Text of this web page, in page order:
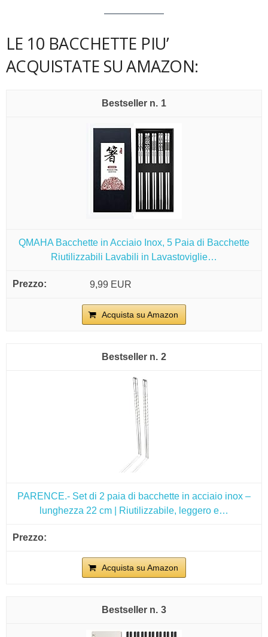
LE 10 BACCHETTE PIU’
ACQUISTATE SU AMAZON:
1
QMAHA Bacchette in Acciaio Inox, 5 Paia di Bacchette
Riutilizzabili Lavabili in Lavastoviglie…
9,99 EUR
Acquista su Amazon
2
PARENCE.- Set di 2 paia di bacchette in acciaio inox –
lunghezza 22 cm | Riutilizzabile, leggero e…
Acquista su Amazon
3